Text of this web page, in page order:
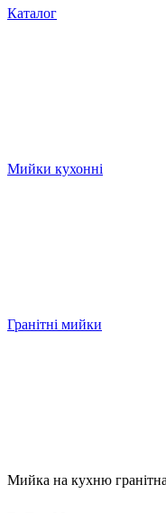
Каталог
Мийки кухонні
Гранітні мийки
Мийка на кухню